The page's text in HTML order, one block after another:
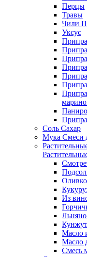
Перцы
Травы
Чили
Уксус
Соль Сахар
Мука Смеси
Из
Масло
Масло
Смесь